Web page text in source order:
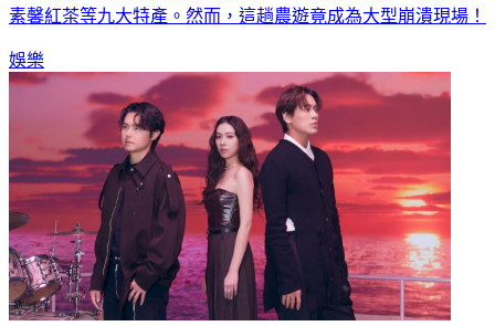
素馨紅茶等九大特產。然而，這趟農遊竟成為大型崩潰現場！
娛樂